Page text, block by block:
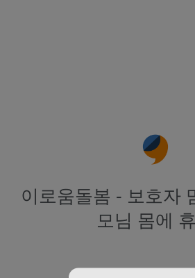
이로움돌봄 - 보호자
모님 몸에